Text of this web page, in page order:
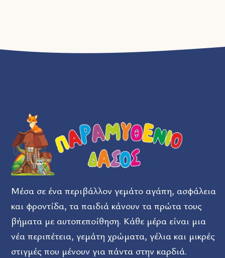
Μέσα σε ένα περιβάλλον γεμάτο αγάπη, ασφάλεια
και φροντίδα, τα παιδιά κάνουν τα πρώτα τους
βήματα με αυτοπεποίθηση. Κάθε μέρα είναι μια
νέα περιπέτεια, γεμάτη χρώματα, γέλια και μικρές
στιγμές που μένουν για πάντα στην καρδιά.